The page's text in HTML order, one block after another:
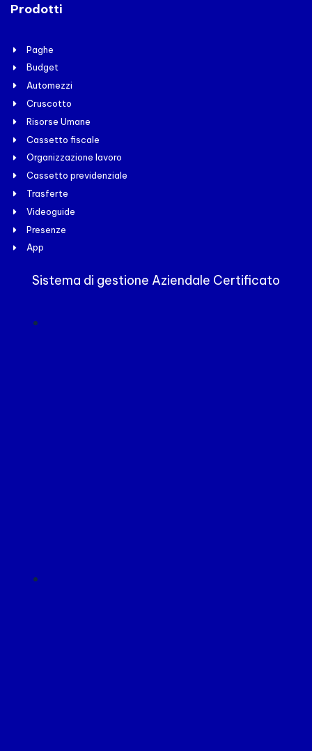
Prodotti
Paghe
Budget
Automezzi
Cruscotto
Risorse Umane
Cassetto fiscale
Organizzazione lavoro
Cassetto previdenziale
Trasferte
Videoguide
Presenze
App
Sistema di gestione Aziendale Certificato